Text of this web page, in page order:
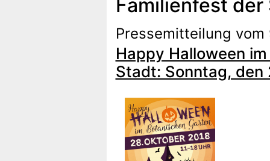
Familienfest der
Pressemitteilung vom
Happy Halloween
Stadt: Sonntag, den